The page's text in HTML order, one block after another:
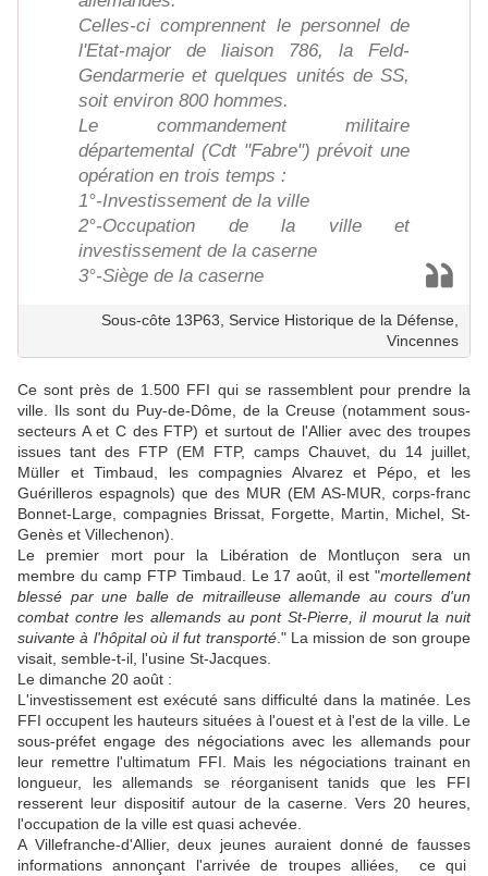
Celles-ci comprennent le personnel de
l'Etat-major de liaison 786, la Feld-
Gendarmerie et quelques unités de SS,
soit environ 800 hommes.
Le commandement militaire
départemental (Cdt "Fabre") prévoit une
opération en trois temps :
1°-Investissement de la ville
2°-Occupation de la ville et
investissement de la caserne
3°-Siège de la caserne
Sous-côte 13P63, Service Historique de la Défense,
Vincennes
Ce sont près de 1.500 FFI qui se rassemblent pour prendre la
ville. Ils sont du Puy-de-Dôme, de la Creuse (notamment sous-
secteurs A et C des FTP) et surtout de l'Allier avec des troupes
issues tant des FTP (EM FTP, camps Chauvet, du 14 juillet,
Müller et Timbaud, les compagnies Alvarez et Pépo, et les
Guérilleros espagnols) que des MUR (EM AS-MUR, corps-franc
Bonnet-Large, compagnies Brissat, Forgette, Martin, Michel, St-
Genès et Villechenon).
Le premier mort pour la Libération de Montluçon sera un
membre du camp FTP Timbaud. Le 17 août, il est "mortellement
blessé par une balle de mitrailleuse allemande au cours d'un
combat contre les allemands au pont St-Pierre, il mourut la nuit
suivante à l'hôpital où il fut transporté." La mission de son groupe
visait, semble-t-il, l'usine St-Jacques.
Le dimanche 20 août :
L'investissement est exécuté sans difficulté dans la matinée. Les
FFI occupent les hauteurs situées à l'ouest et à l'est de la ville. Le
sous-préfet engage des négociations avec les allemands pour
leur remettre l'ultimatum FFI. Mais les négociations trainant en
longueur, les allemands se réorganisent tanids que les FFI
resserent leur dispositif autour de la caserne. Vers 20 heures,
l'occupation de la ville est quasi achevée.
A Villefranche-d'Allier, deux jeunes auraient donné de fausses
informations annonçant l'arrivée de troupes alliées, ce qui